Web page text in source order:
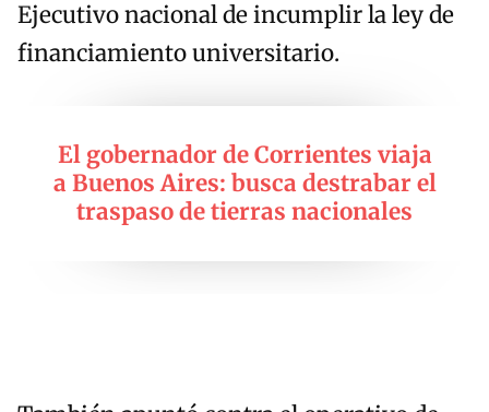
Ejecutivo nacional de incumplir la ley de
financiamiento universitario.
El gobernador de Corrientes viaja
a Buenos Aires: busca destrabar el
traspaso de tierras nacionales